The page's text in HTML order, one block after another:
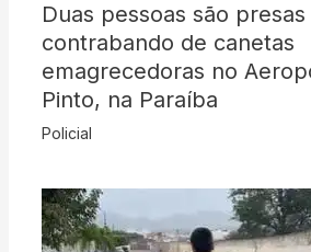
Duas pessoas são
contrabando de canetas
emagrecedoras no
Pinto, na Paraíba
Policial